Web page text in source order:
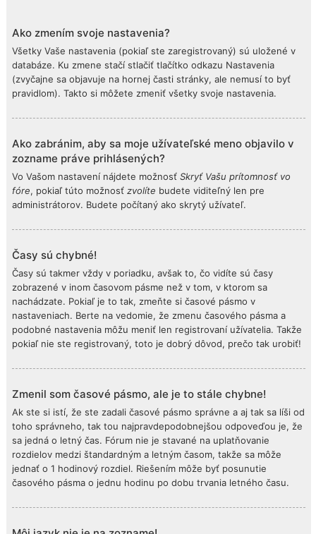
Ako zmením svoje nastavenia?
Všetky Vaše nastavenia (pokiaľ ste zaregistrovaný) sú uložené v
databáze. Ku zmene stačí stlačiť tlačítko odkazu Nastavenia
(zvyčajne sa objavuje na hornej časti stránky, ale nemusí to byť
pravidlom). Takto si môžete zmeniť všetky svoje nastavenia.
Ako zabránim, aby sa moje užívateľské meno objavilo v
zozname práve prihlásených?
Vo Vašom nastavení nájdete možnosť Skryť Vašu prítomnosť vo
fóre, pokiaľ túto možnosť zvolíte budete viditeľný len pre
administrátorov. Budete počítaný ako skrytý užívateľ.
Časy sú chybné!
Časy sú takmer vždy v poriadku, avšak to, čo vidíte sú časy
zobrazené v inom časovom pásme než v tom, v ktorom sa
nachádzate. Pokiaľ je to tak, zmeňte si časové pásmo v
nastaveniach. Berte na vedomie, že zmenu časového pásma a
podobné nastavenia môžu meniť len registrovaní užívatelia. Takže
pokiaľ nie ste registrovaný, toto je dobrý dôvod, prečo tak urobiť!
Zmenil som časové pásmo, ale je to stále chybne!
Ak ste si istí, že ste zadali časové pásmo správne a aj tak sa líši od
toho správneho, tak tou najpravdepodobnejšou odpoveďou je, že
sa jedná o letný čas. Fórum nie je stavané na uplatňovanie
rozdielov medzi štandardným a letným časom, takže sa môže
jednať o 1 hodinový rozdiel. Riešením môže byť posunutie
časového pásma o jednu hodinu po dobu trvania letného času.